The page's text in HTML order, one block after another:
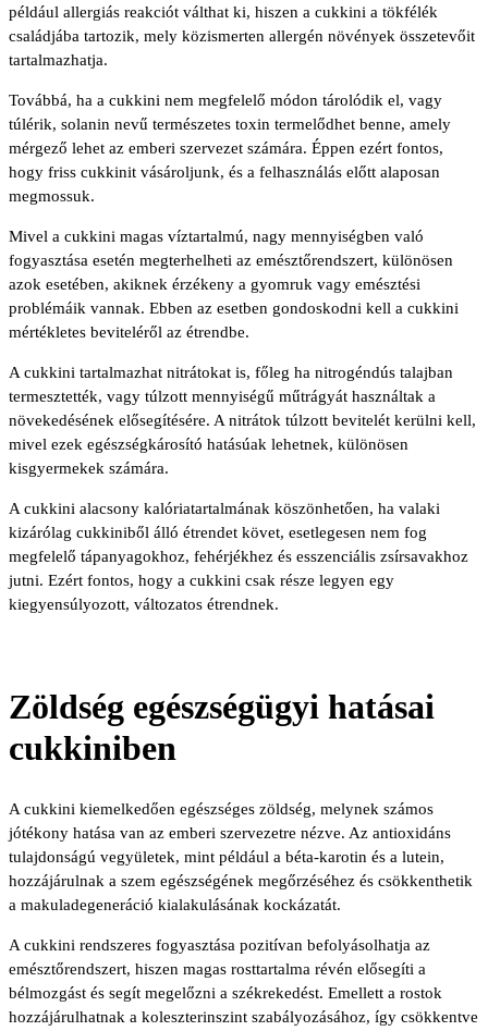
például allergiás reakciót válthat ki, hiszen a cukkini a tökfélék
családjába tartozik, mely közismerten allergén növények összetevőit
tartalmazhatja.
Továbbá, ha a cukkini nem megfelelő módon tárolódik el, vagy
túlérik, solanin nevű természetes toxin termelődhet benne, amely
mérgező lehet az emberi szervezet számára. Éppen ezért fontos,
hogy friss cukkinit vásároljunk, és a felhasználás előtt alaposan
megmossuk.
Mivel a cukkini magas víztartalmú, nagy mennyiségben való
fogyasztása esetén megterhelheti az emésztőrendszert, különösen
azok esetében, akiknek érzékeny a gyomruk vagy emésztési
problémáik vannak. Ebben az esetben gondoskodni kell a cukkini
mértékletes beviteléről az étrendbe.
A cukkini tartalmazhat nitrátokat is, főleg ha nitrogéndús talajban
termesztették, vagy túlzott mennyiségű műtrágyát használtak a
növekedésének elősegítésére. A nitrátok túlzott bevitelét kerülni kell,
mivel ezek egészségkárosító hatásúak lehetnek, különösen
kisgyermekek számára.
A cukkini alacsony kalóriatartalmának köszönhetően, ha valaki
kizárólag cukkiniből álló étrendet követ, esetlegesen nem fog
megfelelő tápanyagokhoz, fehérjékhez és esszenciális zsírsavakhoz
jutni. Ezért fontos, hogy a cukkini csak része legyen egy
kiegyensúlyozott, változatos étrendnek.
Zöldség egészségügyi hatásai
cukkiniben
A cukkini kiemelkedően egészséges zöldség, melynek számos
jótékony hatása van az emberi szervezetre nézve. Az antioxidáns
tulajdonságú vegyületek, mint például a béta-karotin és a lutein,
hozzájárulnak a szem egészségének megőrzéséhez és csökkenthetik
a makuladegeneráció kialakulásának kockázatát.
A cukkini rendszeres fogyasztása pozitívan befolyásolhatja az
emésztőrendszert, hiszen magas rosttartalma révén elősegíti a
bélmozgást és segít megelőzni a székrekedést. Emellett a rostok
hozzájárulhatnak a koleszterinszint szabályozásához, így csökkentve